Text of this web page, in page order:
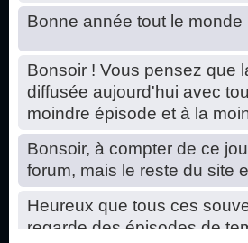
Bonne année tout le monde
Bonsoir ! Vous pensez que
diffusée aujourd'hui avec
moindre épisode et à la
Bonsoir, à compter de ce
forum, mais le reste du site
Heureux que tous ces
regarde des épisodes de